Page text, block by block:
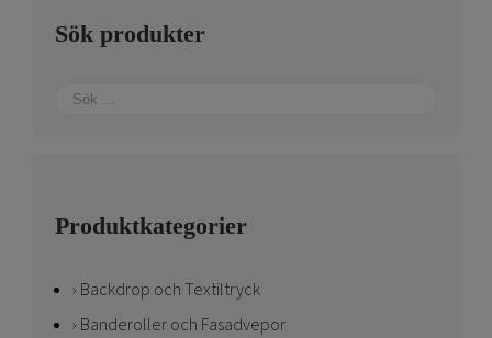
Sök produkter
Produktkategorier
Backdrop och Textiltryck
Banderoller och Fasadvepor